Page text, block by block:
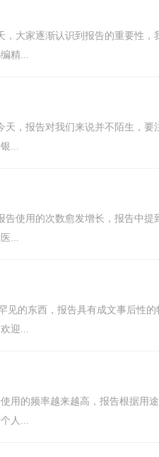
大家逐渐认识到报告的重要性
精...
，报告对我们来说并不陌生，要
...
使用的次数愈发增长，报告中
...
见的东西，报告具有成文事后性
迎...
用的频率越来越高，报告根据用
人...